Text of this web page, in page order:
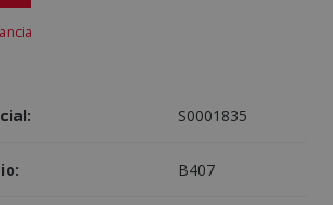
S0001835
B407